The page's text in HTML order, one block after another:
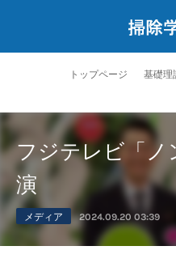
トップページ 基礎理
ペットと暮らす掃除学 サー
フジテレビ「ノ
演
メディア 2024.09.20 03:39